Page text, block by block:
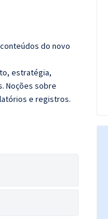
do novo
estratégia,
Noções sobre
e registros.